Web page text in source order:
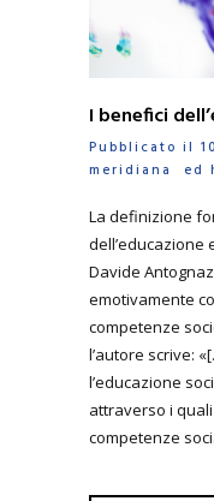
I benefici
Pubblicato il
meridiana
ed
La definizione
dell’educazione
Davide
emotivamente
competenze
l’autore scrive:
l’educazione
attraverso i
competenze